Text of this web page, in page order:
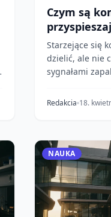
Czym są
Starzejące się
dzielić, ale nie
sygnałami
Redakcia 18.
NAUKA